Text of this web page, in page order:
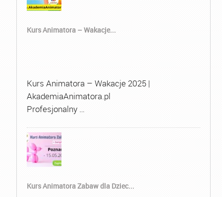
Kurs Animatora – Wakacje...
Kurs Animatora – Wakacje 2025 |
AkademiaAnimatora.pl
Profesjonalny …
Kurs Animatora Zabaw dla Dziec...